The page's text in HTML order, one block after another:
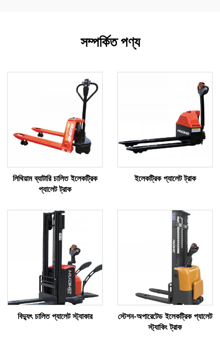
সম্পর্কিত পণ্য
লিথিয়াম ব্যাটারি চালিত ইলেকট্রিক
প্যালেট ট্রাক
ইলেকট্রিক প্যালেট ট্রাক
বিদ্যুৎ চালিত প্যালেট স্ট্যাকার
স্টেশন-অপারেটেড ইলেকট্রিক প্যালেট
স্ট্যাকিং ট্রাক